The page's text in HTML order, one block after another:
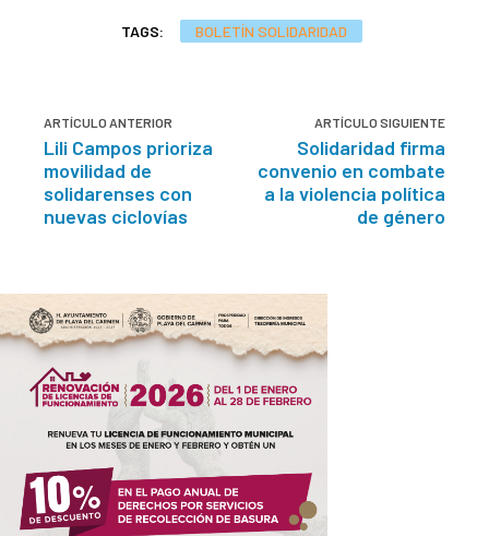
TAGS: BOLETÍN SOLIDARIDAD
ARTÍCULO ANTERIOR
Lili Campos prioriza
movilidad de
solidarenses con
nuevas ciclovías
ARTÍCULO SIGUIENTE
Solidaridad firma
convenio en combate
a la violencia política
de género